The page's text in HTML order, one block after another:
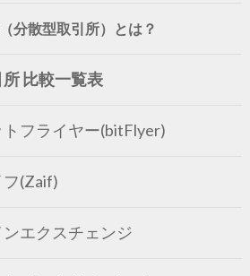
分散型取引所）とは？
比較一覧表
トフライヤー(bitFlyer)
(Zaif)
ンエクスチェンジ